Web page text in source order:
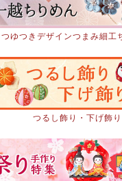
つゆつきデザインつまみ細工
つるし飾り・下げ飾り